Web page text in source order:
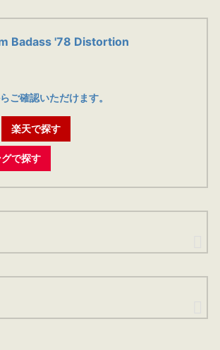
Badass '78 Distortion
ご確認いただけます。
楽天で探す
で探す